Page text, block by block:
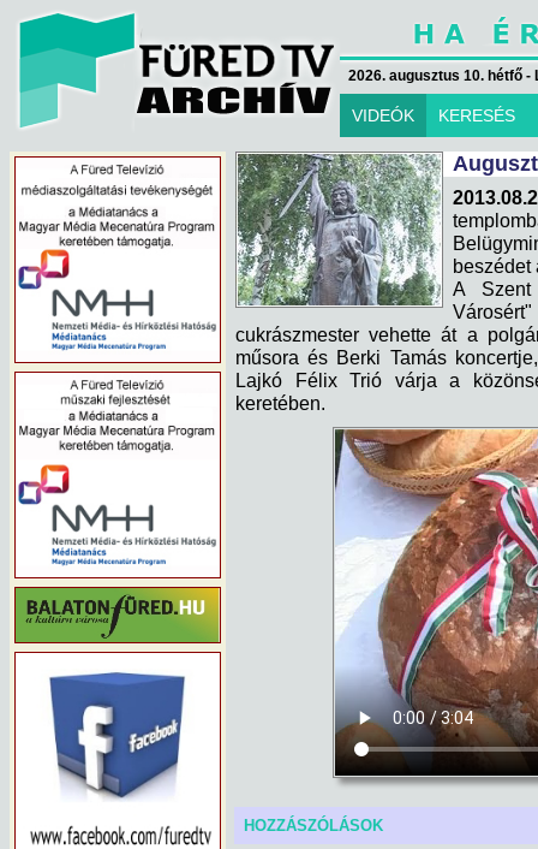
2026. augusztus 10. hétfő -
VIDEÓK KERESÉS
beszédet
A Szent
cukrászmester vehette át a
műsora és Berki Tamás
Lajkó Félix Trió várja a
keretében.
HOZZÁSZÓLÁSOK